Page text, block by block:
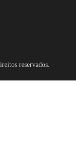
reservados.